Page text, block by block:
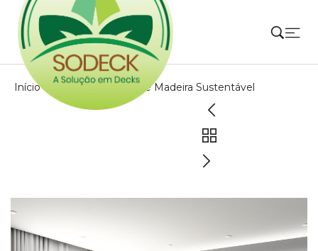
Início» Portfolios » Deck de Madeira Sustentável